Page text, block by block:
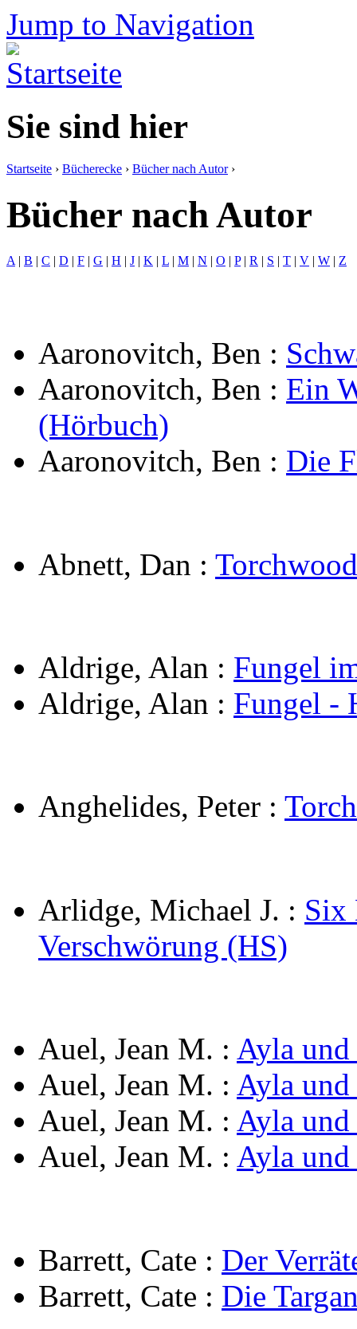
Jump to Navigation
Sie sind hier
Startseite › Bücherecke › Bücher nach Autor›
Bücher nach Autor
A | B | C | D | F | G | H | J | K | L | M | N | O | P | R | S | T | V | W | Z
Aaronovitch, Ben :
Aaronovitch, Ben : Ein
(Hörbuch)
Aaronovitch, Ben : Die
Abnett, Dan :
Aldrige, Alan : Fungel
Aldrige, Alan : Fungel -
Anghelides, Peter :
Arlidge, Michael J. : Six
Verschwörung (HS)
Auel, Jean M. : Ayla und
Auel, Jean M. : Ayla und
Auel, Jean M. : Ayla
Auel, Jean M. : Ayla und
Barrett, Cate : Der
Barrett, Cate : Die